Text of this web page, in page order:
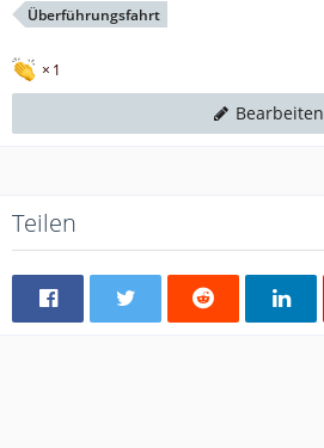
Überführungsfahrt
1
Bearbeiten
Teilen